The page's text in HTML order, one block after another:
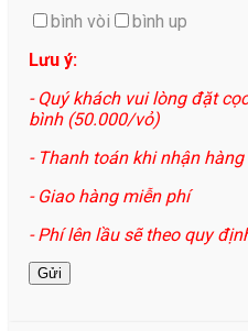
bình vòi
bình up
Lưu ý:
- Quý khách vui lòng đặt
bình (50.000/vỏ)
- Thanh toán khi nhận hàng
- Giao hàng miễn phí
- Phí lên lầu sẽ theo quy